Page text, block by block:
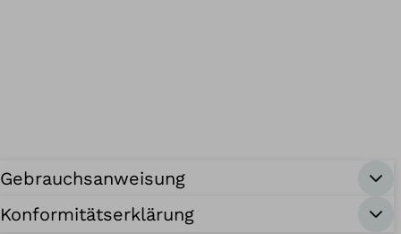
Gebrauchsanweisung
Konformitätserklärung